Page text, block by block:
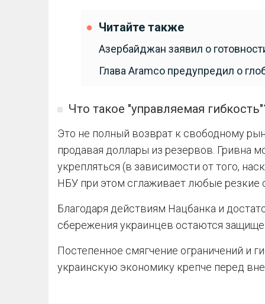
Читайте также
Азербайджан заявил о
Глава Aramco предупредил о
Что такое "управляемая
Это не полный возврат к свободному
продавая доллары из резервов. Гривна
укрепляться (в зависимости от того,
НБУ при этом сглаживает любые резкие
Благодаря действиям Нацбанка и
сбережения украинцев остаются
Постепенное смягчение ограничений и
украинскую экономику крепче перед